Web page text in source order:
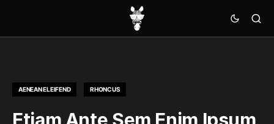
AENEAN ELEIFEND RHONCUS